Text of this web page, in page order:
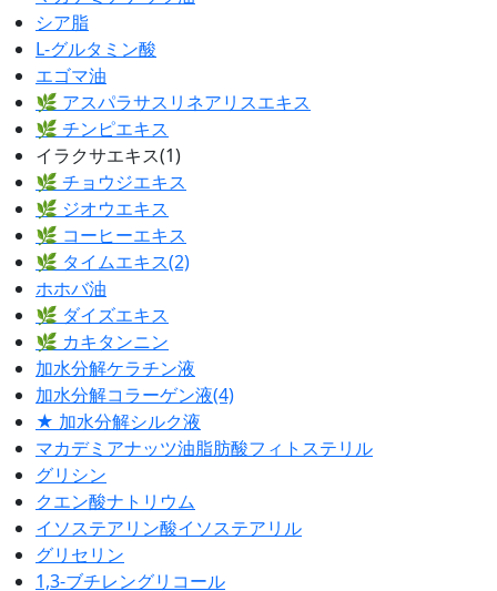
シア脂
L-グルタミン酸
エゴマ油
🌿 アスパラサスリネアリスエキス
🌿 チンピエキス
イラクサエキス(1)
🌿 チョウジエキス
🌿 ジオウエキス
🌿 コーヒーエキス
🌿 タイムエキス(2)
ホホバ油
🌿 ダイズエキス
🌿 カキタンニン
加水分解ケラチン液
加水分解コラーゲン液(4)
★ 加水分解シルク液
マカデミアナッツ油脂肪酸フィトステリル
グリシン
クエン酸ナトリウム
イソステアリン酸イソステアリル
グリセリン
1,3-ブチレングリコール